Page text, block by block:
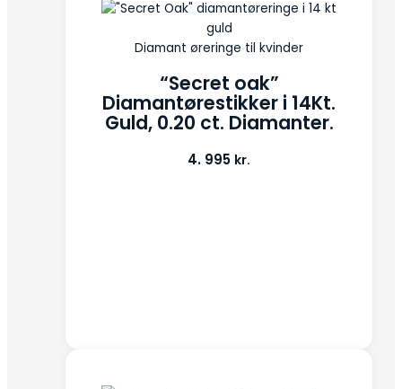
Diamant øreringe til kvinder
“Secret oak”
Diamantørestikker i 14Kt.
Guld, 0.20 ct. Diamanter.
4. 995 kr.